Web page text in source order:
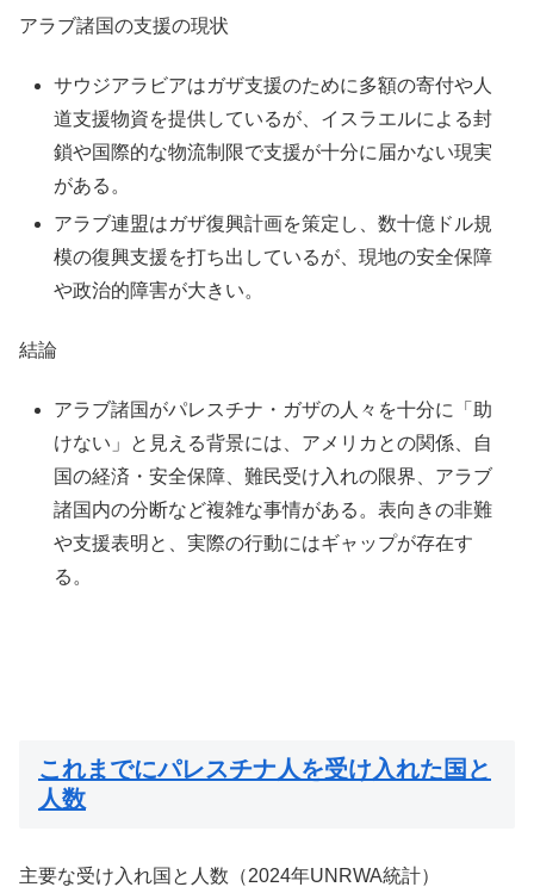
アラブ諸国の支援の現状
サウジアラビアはガザ支援のために多額の寄付や人
道支援物資を提供しているが、イスラエルによる封
鎖や国際的な物流制限で支援が十分に届かない現実
がある。
アラブ連盟はガザ復興計画を策定し、数十億ドル規
模の復興支援を打ち出しているが、現地の安全保障
や政治的障害が大きい。
結論
アラブ諸国がパレスチナ・ガザの人々を十分に「助
けない」と見える背景には、アメリカとの関係、自
国の経済・安全保障、難民受け入れの限界、アラブ
諸国内の分断など複雑な事情がある。表向きの非難
や支援表明と、実際の行動にはギャップが存在す
る。
これまでにパレスチナ人を受け入れた国と
人数
主要な受け入れ国と人数（2024年UNRWA統計）